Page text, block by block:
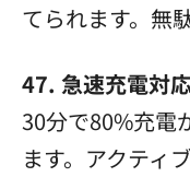
てられます。無
47. 急速充電対
30分で80%充電
ます。アクティ